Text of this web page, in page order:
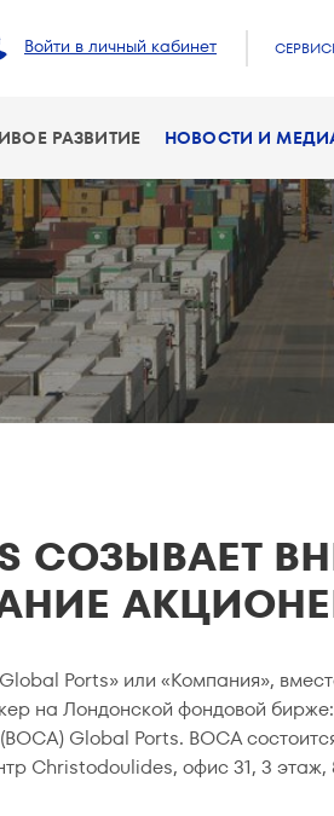
Войти в личный кабинет
РАЗВИТИЕ НОВОСТИ И
СОЗЫВАЕТ
Ports» или «Компания»,
на Лондонской фондовой
Global Ports. ВОСА
Christodoulides, офис 31, 3